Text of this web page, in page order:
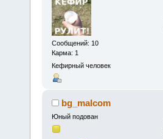
Сообщений: 10
Карма: 1
Кефирный человек
bg_malcom
Юный подован